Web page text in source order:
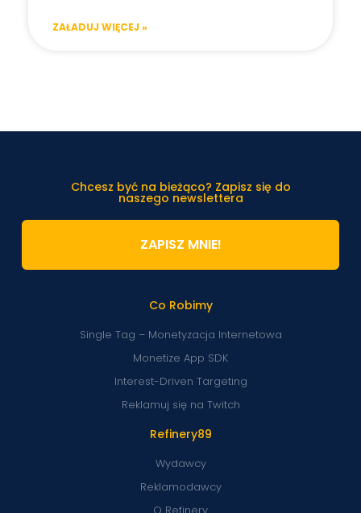
ZAŁADUJ WIĘCEJ »
Refinery89
Wydawcy
Reklamodawcy
Co Robimy
Single Tag – Monetyzacja Internetowa
Monetize App SDK
Interest-Driven Targeting
Reklamuj się na Twitch
Chcesz być na bieżąco? Zapisz się do
naszego newslettera
ZAPISZ MNIE!